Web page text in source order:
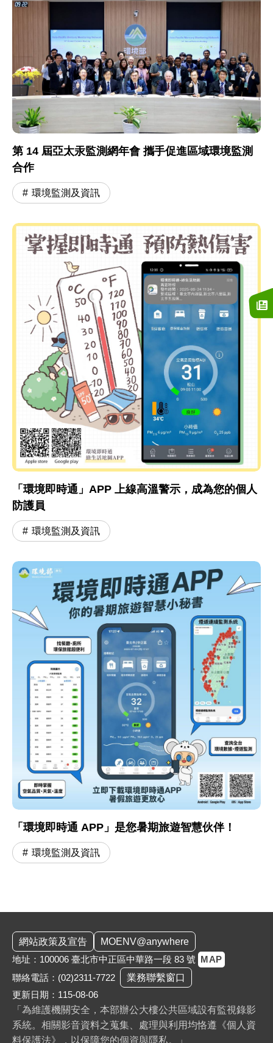
第 14 屆亞太汞監測網年會 攜手促進區域環境監測
合作
環境監測及資訊
「環境即時通」APP 上線高溫警示，成為您的個人
防護員
環境監測及資訊
「環境即時通 APP」是您暑期旅遊智慧伙伴！
環境監測及資訊
網站政策及宣告
MOENV@anywhere
地址：100006 臺北市中正區中華路一段 83 號 MAP
聯絡電話： (02)2311-7722
業務聯繫窗口
更新日期：115-08-06
「為維護機關安全，本部辦公大樓公共區域設有監視錄影
系統。相關影音資料之蒐集、處理與利用均恪遵《個人資
料保護法》，以保障您的個資與隱私。」